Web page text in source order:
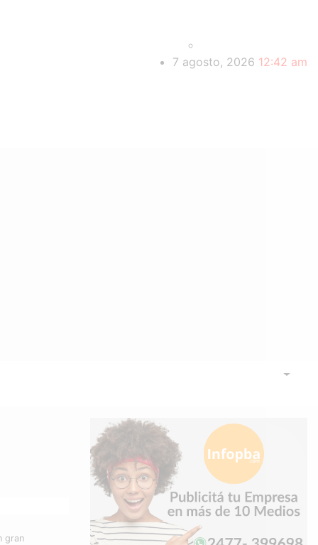
7 agosto, 2026 12:42 am
gran